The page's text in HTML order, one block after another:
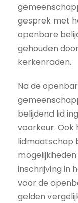
gesprek met
openbare
gehouden
kerkenraden.
Na de
belijdend lid
voorkeur. Ook
lidmaatschap
mogelijkheden
inschrijving in
voor de
gelden